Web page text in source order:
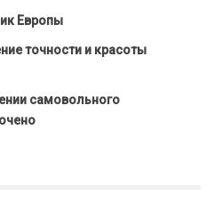
Европы
точности и красоты
самовольного